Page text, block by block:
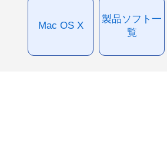
Mac OS X
製品ソフト一
覧